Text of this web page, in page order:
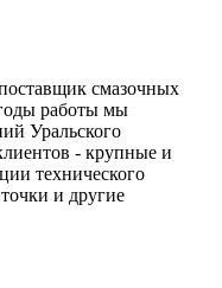
смазочных
работы мы
Уральского
- крупные и
технического
и другие